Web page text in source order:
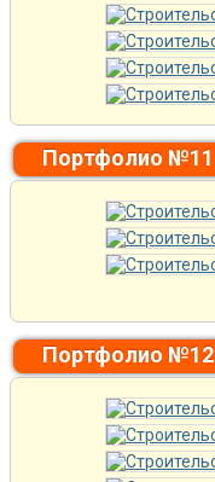
Портфолио №11
Портфолио №12